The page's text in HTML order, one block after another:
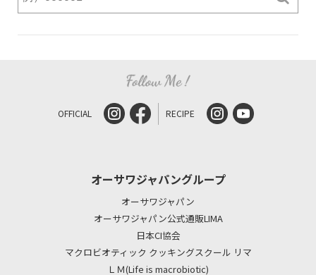
OFFICIAL RECIPE
オーサワジャパングループ
オーサワジャパン
オーサワジャパン公式通販LIMA
日本CI協会
マクロビオティック クッキングスクール リマ
ＬＭ(Life is macrobiotic)